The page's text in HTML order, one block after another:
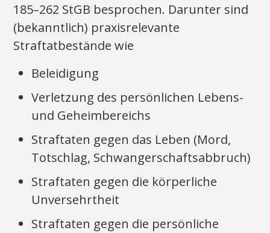
185–262 StGB besprochen. Darunter sind
(bekanntlich) praxisrelevante
Straftatbestände wie
Beleidigung
Verletzung des persönlichen Lebens-
und Geheimbereichs
Straftaten gegen das Leben (Mord,
Totschlag, Schwangerschaftsabbruch)
Straftaten gegen die körperliche
Unversehrtheit
Straftaten gegen die persönliche